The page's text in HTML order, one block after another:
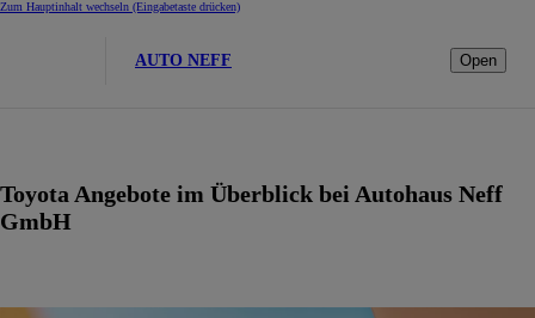
Zum Hauptinhalt wechseln (Eingabetaste drücken)
AUTO NEFF Open
Toyota Angebote im Überblick bei Autohaus Neff
GmbH